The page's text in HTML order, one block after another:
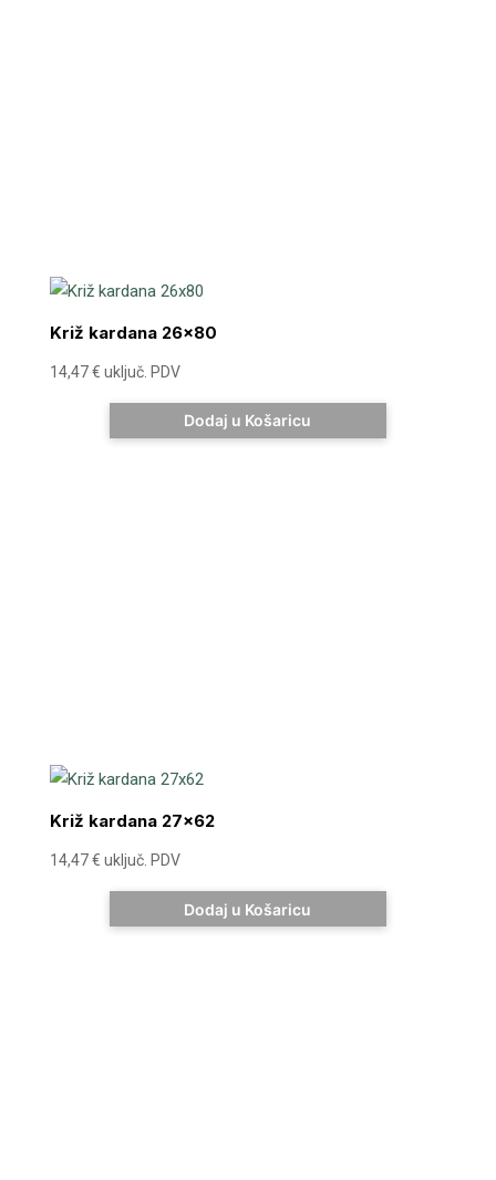
Križ kardana 26×80
14,47€ uključ. PDV
Dodaj u Košaricu
Križ kardana 27×62
14,47€ uključ. PDV
Dodaj u Košaricu